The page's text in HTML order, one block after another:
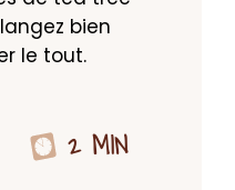
bien
le tout.
2 MIN